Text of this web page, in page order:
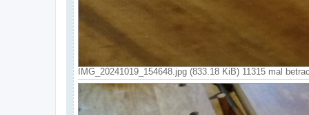
IMG_20241019_154648.jpg (833.18 KiB) 11315 mal